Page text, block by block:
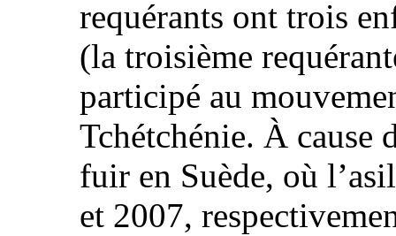
requérants ont trois
(la troisième
participé au
Tchétchénie. À cause
fuir en Suède, où
et 2007,